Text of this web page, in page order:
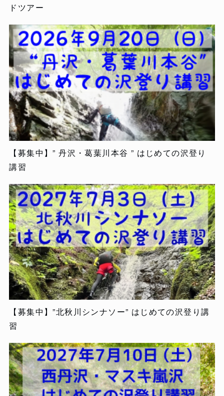
ドツアー
【募集中】” 丹沢・葛葉川本谷 ” はじめての沢登り
講習
【募集中】”北秋川シンナソー” はじめての沢登り講
習